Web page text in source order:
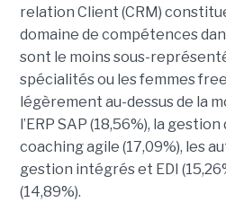
relation Client (CRM)
domaine de compétences
sont le moins sous-
spécialités ou les femmes
légèrement au-dessus de la
l’ERP SAP (18,56%), la
coaching agile (17,09%), les
gestion intégrés et EDI
(14,89%).